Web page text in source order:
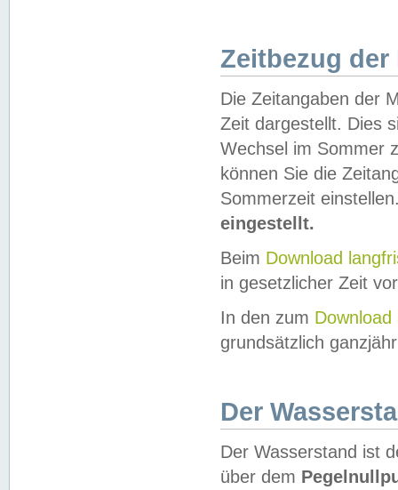
Zeitbezug der
Die Zeitangaben der
Zeit dargestellt. Dies
Wechsel im Sommer
können Sie die
Sommerzeit
eingestellt.
Beim Download
in gesetzlicher Zeit
In den zum Download
grundsätzlich
Der
Der Wasserstand ist
über dem